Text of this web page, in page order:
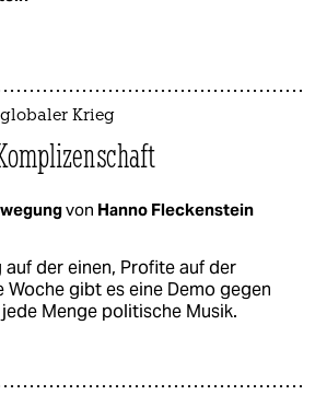
Krieg
von Hanno Fleckenstein
der einen, Profite auf der
Woche gibt es eine Demo gegen
Menge politische Musik.